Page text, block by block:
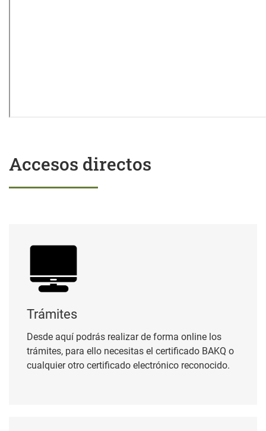
Accesos directos
Trámites
Desde aquí podrás realizar de forma online los
trámites, para ello necesitas el certificado BAKQ o
cualquier otro certificado electrónico reconocido.